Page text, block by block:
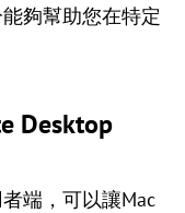
夠幫助您在特定
Desktop
端，可以讓Mac